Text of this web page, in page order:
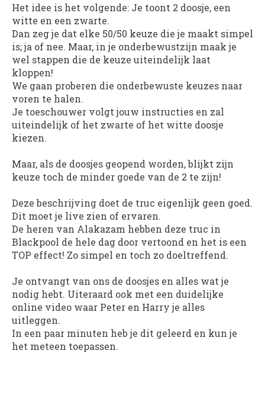
Het idee is het volgende: Je toont 2 doosje, een
witte en een zwarte.
Dan zeg je dat elke 50/50 keuze die je maakt simpel
is; ja of nee. Maar, in je onderbewustzijn maak je
wel stappen die de keuze uiteindelijk laat
kloppen!
We gaan proberen die onderbewuste keuzes naar
voren te halen.
Je toeschouwer volgt jouw instructies en zal
uiteindelijk of het zwarte of het witte doosje
kiezen.
Maar, als de doosjes geopend worden, blijkt zijn
keuze toch de minder goede van de 2 te zijn!
Deze beschrijving doet de truc eigenlijk geen goed.
Dit moet je live zien of ervaren.
De heren van Alakazam hebben deze truc in
Blackpool de hele dag door vertoond en het is een
TOP effect! Zo simpel en toch zo doeltreffend.
Je ontvangt van ons de doosjes en alles wat je
nodig hebt. Uiteraard ook met een duidelijke
online video waar Peter en Harry je alles
uitleggen.
In een paar minuten heb je dit geleerd en kun je
het meteen toepassen.